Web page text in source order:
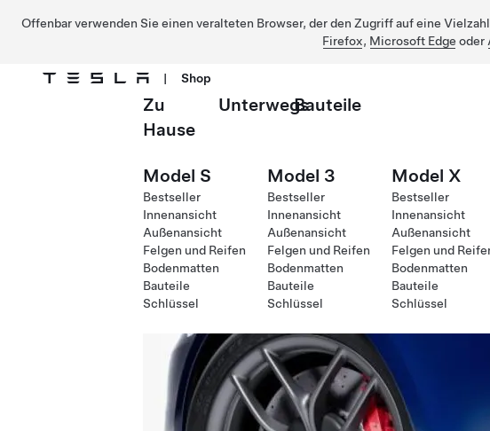
Offenbar verwenden Sie einen veralteten Browser, der den Zugriff auf eine
Firefox, Microsoft Edge oder
| Shop
Zu
Hause
UnterwegsBauteile
Model S
Bestseller
Innenansicht
Außenansicht
Felgen und Reifen
Bodenmatten
Bauteile
Schlüssel
Model 3
Bestseller
Innenansicht
Außenansicht
Felgen und Reifen
Bodenmatten
Bauteile
Schlüssel
Model X
Bestseller
Innenansicht
Außenansicht
Felgen und
Bodenmatten
Bauteile
Schlüssel